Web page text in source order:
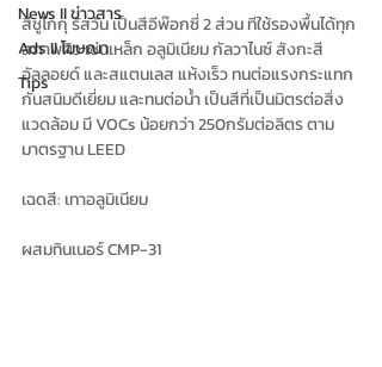
News II ข่าวสาร
Ads II โฆษณา
Tips
สีชูโกกุ รัสวัน เป็นสีอีพ๊อกซี่ 2 ส่วน ทีใช้รองพื้นได้ทุก
สภาพผิว เช่นเหล็ก อลูมิเนียม กัลวาไนซ์ สังกะสี
อัลลอยด์ และสแตนเลส แห้งเร็ว ทนต่อแรงกระแทก
กันสนิมดีเยี่ยม และทนต่อน้ำ เป็นสีที่เป็นมิตรต่อสิ่ง
แวดล้อม มี VOCs น้อยกว่า 250กรัมต่อลิตร ตาม
มาตรฐาน LEED
เฉดสี: เทาอลูมิเนียม
ผสมทินเนอร์ CMP-31